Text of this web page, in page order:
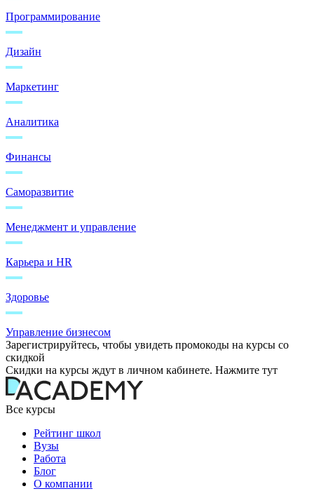
Программирование
Дизайн
Маркетинг
Аналитика
Финансы
Саморазвитие
Менеджмент и управление
Карьера и HR
Здоровье
Управление бизнесом
Зарегистрируйтесь, чтобы увидеть промокоды на курсы со
скидкой
Скидки на курсы ждут в личном кабинете. Нажмите тут
Все курсы
Рейтинг школ
Вузы
Работа
Блог
О компании